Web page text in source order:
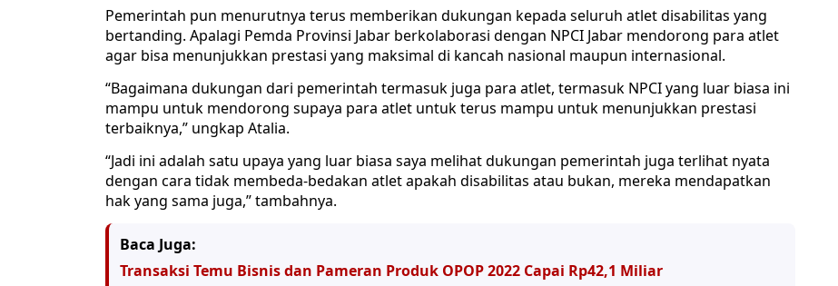
Pemerintah pun menurutnya terus memberikan dukungan kepada seluruh atlet disabilitas yang
bertanding. Apalagi Pemda Provinsi Jabar berkolaborasi dengan NPCI Jabar mendorong para atlet
agar bisa menunjukkan prestasi yang maksimal di kancah nasional maupun internasional.
“Bagaimana dukungan dari pemerintah termasuk juga para atlet, termasuk NPCI yang luar biasa ini
mampu untuk mendorong supaya para atlet untuk terus mampu untuk menunjukkan prestasi
terbaiknya,” ungkap Atalia.
“Jadi ini adalah satu upaya yang luar biasa saya melihat dukungan pemerintah juga terlihat nyata
dengan cara tidak membeda-bedakan atlet apakah disabilitas atau bukan, mereka mendapatkan
hak yang sama juga,” tambahnya.
Baca Juga:
Transaksi Temu Bisnis dan Pameran Produk OPOP 2022 Capai Rp42,1 Miliar